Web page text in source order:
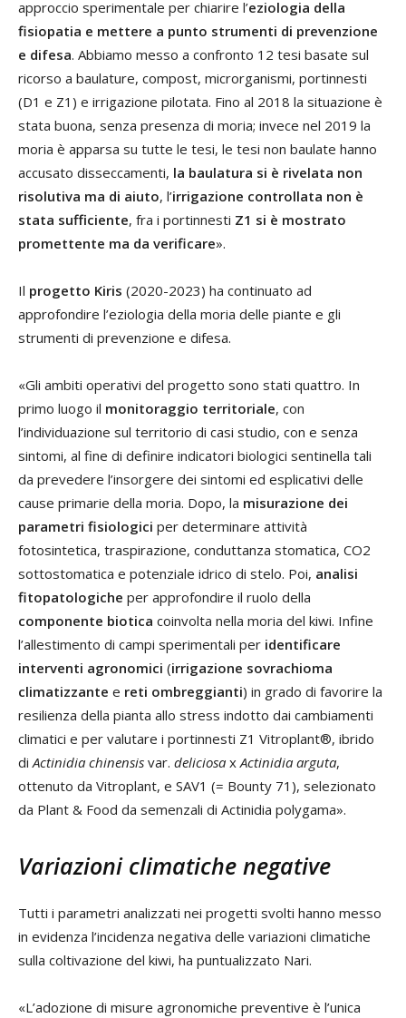
approccio sperimentale per chiarire l’eziologia della
fisiopatia e mettere a punto strumenti di prevenzione
e difesa. Abbiamo messo a confronto 12 tesi basate sul
ricorso a baulature, compost, microrganismi, portinnesti
(D1 e Z1) e irrigazione pilotata. Fino al 2018 la situazione è
stata buona, senza presenza di moria; invece nel 2019 la
moria è apparsa su tutte le tesi, le tesi non baulate hanno
accusato disseccamenti, la baulatura si è rivelata non
risolutiva ma di aiuto, l’irrigazione controllata non è
stata sufficiente, fra i portinnesti Z1 si è mostrato
promettente ma da verificare».
Il progetto Kiris (2020-2023) ha continuato ad
approfondire l’eziologia della moria delle piante e gli
strumenti di prevenzione e difesa.
«Gli ambiti operativi del progetto sono stati quattro. In
primo luogo il monitoraggio territoriale, con
l’individuazione sul territorio di casi studio, con e senza
sintomi, al fine di definire indicatori biologici sentinella tali
da prevedere l’insorgere dei sintomi ed esplicativi delle
cause primarie della moria. Dopo, la misurazione dei
parametri fisiologici per determinare attività
fotosintetica, traspirazione, conduttanza stomatica, CO2
sottostomatica e potenziale idrico di stelo. Poi, analisi
fitopatologiche per approfondire il ruolo della
componente biotica coinvolta nella moria del kiwi. Infine
l’allestimento di campi sperimentali per identificare
interventi agronomici (irrigazione sovrachioma
climatizzante e reti ombreggianti) in grado di favorire la
resilienza della pianta allo stress indotto dai cambiamenti
climatici e per valutare i portinnesti Z1 Vitroplant®, ibrido
diActinidia chinensis var. deliciosa xActinidia arguta,
ottenuto da Vitroplant, e SAV1 (= Bounty 71), selezionato
da Plant & Food da semenzali di Actinidia polygama».
Variazioni climatiche negative
Tutti i parametri analizzati nei progetti svolti hanno messo
in evidenza l’incidenza negativa delle variazioni climatiche
sulla coltivazione del kiwi, ha puntualizzato Nari.
«L’adozione di misure agronomiche preventive è l’unica